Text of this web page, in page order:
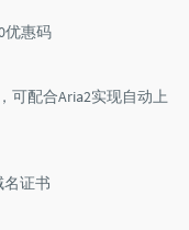
优惠码
可配合Aria2实现自动上
名证书